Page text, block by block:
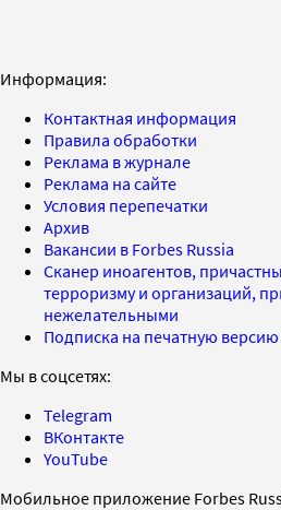
Информация:
Контактная информация
Правила обработки
Реклама в журнале
Реклама на сайте
Условия перепечатки
Архив
Вакансии в Forbes Russia
Сканер иноагентов,
терроризму и организаций,
нежелательными
Подписка на печатную
Мы в соцсетях:
Telegram
ВКонтакте
YouTube
Мобильное приложение Forbes